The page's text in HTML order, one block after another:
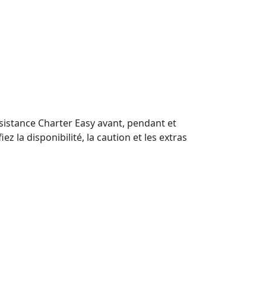
Charter Easy avant, pendant et
la disponibilité, la caution et les extras